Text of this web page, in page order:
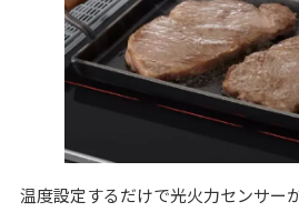
温度設定するだけで光火力センサー